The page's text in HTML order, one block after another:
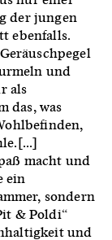
der jungen
ebenfalls.
und
als
das, was
macht und
ein
sondern
& Poldi“
und